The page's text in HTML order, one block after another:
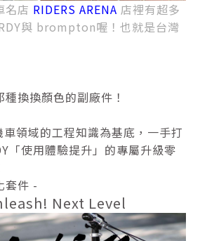
名店 RIDERS ARENA 店裡有超多
與 brompton喔！也就是台灣
換換顏色的副廠件！
領域的工程知識為基底，一手打
「使用體驗提升」的專屬升級零
套件 -
Next Level